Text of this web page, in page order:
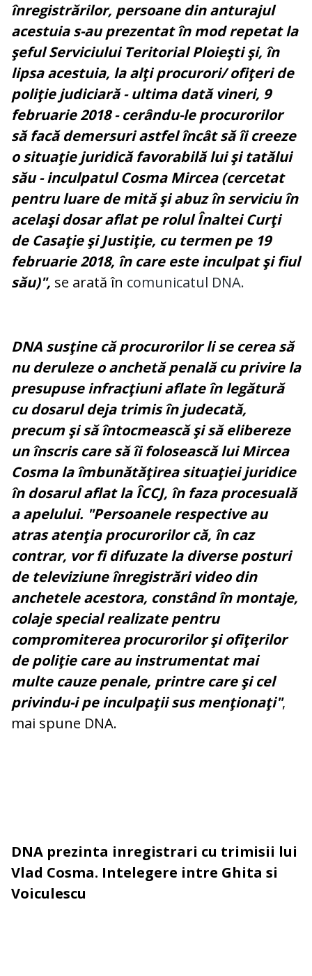
înregistrărilor, persoane din anturajul
acestuia s-au prezentat în mod repetat la
şeful Serviciului Teritorial Ploieşti şi, în
lipsa acestuia, la alţi procurori/ ofiţeri de
poliţie judiciară - ultima dată vineri, 9
februarie 2018 - cerându-le procurorilor
să facă demersuri astfel încât să îi creeze
o situaţie juridică favorabilă lui şi tatălui
său - inculpatul Cosma Mircea (cercetat
pentru luare de mită şi abuz în serviciu în
acelaşi dosar aflat pe rolul Înaltei Curţi
de Casaţie şi Justiţie, cu termen pe 19
februarie 2018, în care este inculpat şi fiul
său)", se arată în comunicatul DNA.
DNA susţine că procurorilor li se cerea să
nu deruleze o anchetă penală cu privire la
presupuse infracţiuni aflate în legătură
cu dosarul deja trimis în judecată,
precum şi să întocmească şi să elibereze
un înscris care să îi folosească lui Mircea
Cosma la îmbunătăţirea situaţiei juridice
în dosarul aflat la ÎCCJ, în faza procesuală
a apelului. "Persoanele respective au
atras atenţia procurorilor că, în caz
contrar, vor fi difuzate la diverse posturi
de televiziune înregistrări video din
anchetele acestora, constând în montaje,
colaje special realizate pentru
compromiterea procurorilor şi ofiţerilor
de poliţie care au instrumentat mai
multe cauze penale, printre care şi cel
privindu-i pe inculpaţii sus menţionaţi",
mai spune DNA.
DNA prezinta inregistrari cu trimisii lui
Vlad Cosma. Intelegere intre Ghita si
Voiculescu